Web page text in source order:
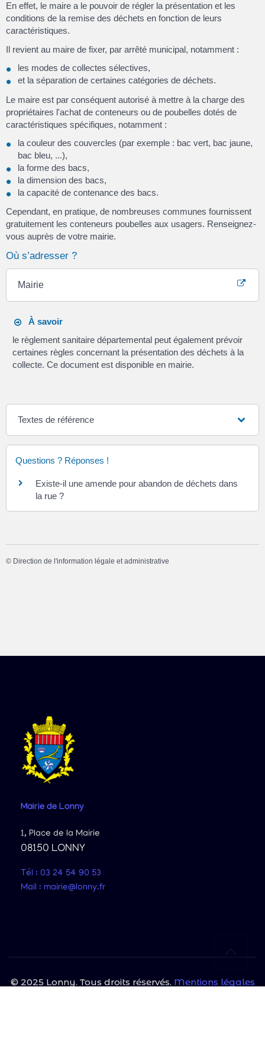
En effet, le maire a le pouvoir de régler la présentation et les
conditions de la remise des déchets en fonction de leurs
caractéristiques.
Il revient au maire de fixer, par arrêté municipal, notamment :
les modes de collectes sélectives,
et la séparation de certaines catégories de déchets.
Le maire est par conséquent autorisé à mettre à la charge des
propriétaires l'achat de conteneurs ou de poubelles dotés de
caractéristiques spécifiques, notamment :
la couleur des couvercles (par exemple : bac vert, bac jaune,
bac bleu, ...),
la forme des bacs,
la dimension des bacs,
la capacité de contenance des bacs.
Cependant, en pratique, de nombreuses communes fournissent
gratuitement les conteneurs poubelles aux usagers. Renseignez-
vous auprès de votre mairie.
Où s’adresser ?
Mairie
À savoir
le règlement sanitaire départemental peut également prévoir
certaines règles concernant la présentation des déchets à la
collecte. Ce document est disponible en mairie.
Textes de référence
Questions ? Réponses !
Existe-il une amende pour abandon de déchets dans
la rue ?
© Direction de l'information légale et administrative
Mairie de Lonny
1, Place de la Mairie
08150 LONNY
Tél : 03 24 54 90 53
Mail : mairie@lonny.fr
© 2025 Lonny. Tous droits réservés. Mentions légales